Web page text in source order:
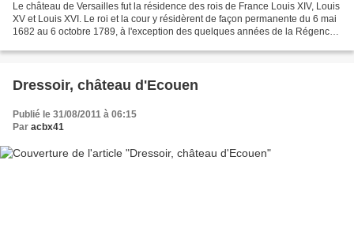
Le château de Versailles fut la résidence des rois de France Louis XIV, Louis
XV et Louis XVI. Le roi et la cour y résidèrent de façon permanente du 6 mai
1682 au 6 octobre 1789, à l'exception des quelques années de la Régence.
Dressoir, château d'Ecouen
Publié le 31/08/2011 à 06:15
Par acbx41